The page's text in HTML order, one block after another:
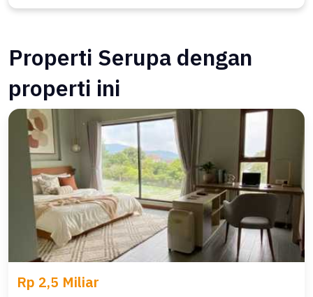
Properti Serupa dengan
properti ini
Rp 2,5 Miliar